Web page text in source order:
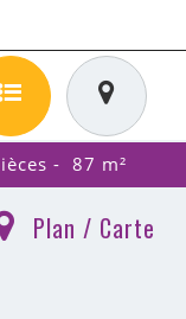
87 m²
Plan / Carte